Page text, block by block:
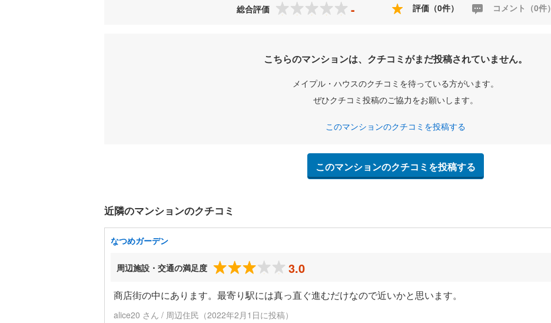
総合評価 - 評価（0件） コメント（0件）
こちらのマンションは、クチコミがまだ投稿されていません。
メイプル・ハウスのクチコミを待っている方がいます。
ぜひクチコミ投稿のご協力をお願いします。
このマンションのクチコミを投稿する
このマンションのクチコミを投稿する
近隣のマンションのクチコミ
なつめガーデン
周辺施設・交通の満足度 3.0
商店街の中にあります。最寄り駅には真っ直ぐ進むだけなので近いかと思います。
alice20 さん / 周辺住民（2022年2月1日に投稿）